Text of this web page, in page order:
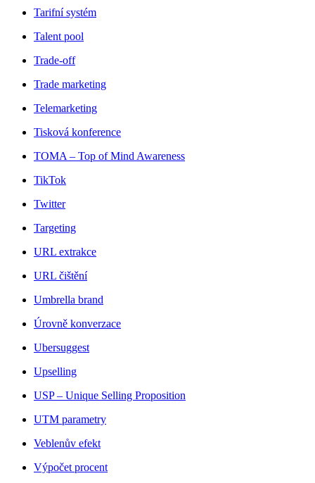
Tarifní systém
Talent pool
Trade-off
Trade marketing
Telemarketing
Tisková konference
TOMA – Top of Mind Awareness
TikTok
Twitter
Targeting
URL extrakce
URL čištění
Umbrella brand
Úrovně konverzace
Ubersuggest
Upselling
USP – Unique Selling Proposition
UTM parametry
Veblenův efekt
Výpočet procent